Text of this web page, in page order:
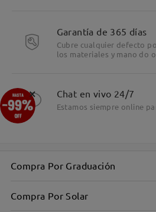
Detalles
Garantía de 365 días
Cubre cualquier defecto
los materiales y mano do
Chat en vivo 24/7
Estamos siempre online
Compra Por Graduación
Compra Por Solar
×